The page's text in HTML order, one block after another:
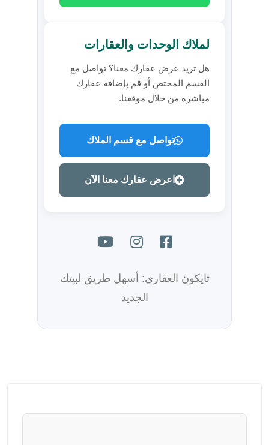
لملاك الوحدات والعقارات
هل تريد عرض عقارك معنا؟ تواصل مع
القسم المختص أو قم بإضافة عقارك
مباشرة من خلال موقعنا.
تواصل مع قسم الملاك
اعرض عقارك معنا الآن
تايكون العقاري: أسهل طريق لبيتك
الجديد